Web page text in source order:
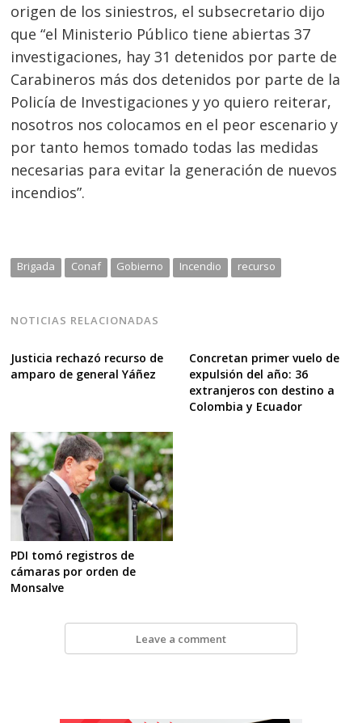
origen de los siniestros, el subsecretario dijo
que “el Ministerio Público tiene abiertas 37
investigaciones, hay 31 detenidos por parte de
Carabineros más dos detenidos por parte de la
Policía de Investigaciones y yo quiero reiterar,
nosotros nos colocamos en el peor escenario y
por tanto hemos tomado todas las medidas
necesarias para evitar la generación de nuevos
incendios”.
Brigada Conaf Gobierno Incendio recurso
NOTICIAS RELACIONADAS
Justicia rechazó recurso de
amparo de general Yáñez
Concretan primer vuelo de
expulsión del año: 36
extranjeros con destino a
Colombia y Ecuador
PDI tomó registros de
cámaras por orden de
Monsalve
Leave a comment